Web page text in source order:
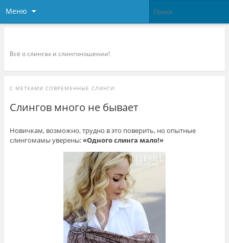
Меню
Всё о слингах и слингоношении!
С МЕТКАМИ СОВРЕМЕННЫЕ СЛИНГИ
Слингов много не бывает
Новичкам, возможно, трудно в это поверить, но опытные
слингомамы уверены:«Одного слинга мало!»